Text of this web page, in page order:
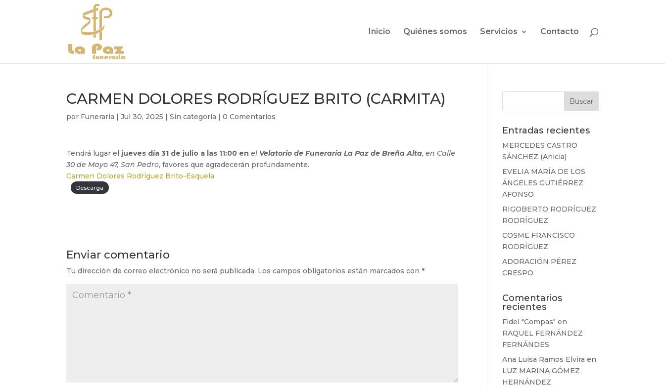
Inicio Quiénes somos Servicios Contacto
CARMEN DOLORES RODRÍGUEZ BRITO (CARMITA)
por Funeraria |Jul 30, 2025 |Sin categoría |0 Comentarios
Tendrá lugar el jueves día 31 de julio a las 11:00 en el Velatorio de Funeraria La Paz de Breña Alta, en Calle
30 de Mayo 47, San Pedro, favores que agradecerán profundamente.
Carmen Dolores Rodríguez Brito-Esquela
Descarga
Enviar comentario
Tu dirección de correo electrónico no será publicada. Los campos obligatorios están marcados con*
Entradas recientes
MERCEDES CASTRO
SÁNCHEZ (Anicia)
EVELIA MARÍA DE LOS
ÁNGELES GUTIÉRREZ
AFONSO
RIGOBERTO RODRÍGUEZ
RODRÍGUEZ
COSME FRANCISCO
RODRÍGUEZ
ADORACIÓN PÉREZ
CRESPO
Comentarios
recientes
Fidel "Compas" en
RAQUEL FERNÁNDEZ
FERNÁNDES
Ana Luisa Ramos Elvira en
LUZ MARINA GÓMEZ
HERNÁNDEZ